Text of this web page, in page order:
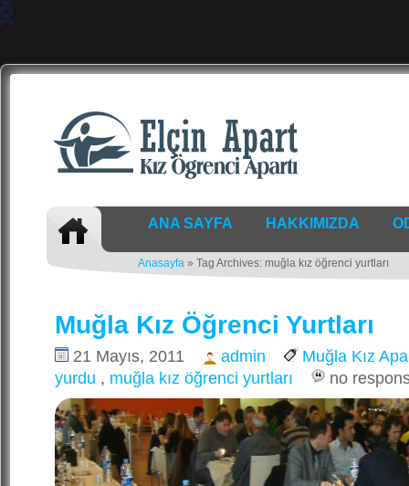
ANA SAYFA HAKKIMIZDA
Anasayfa » Tag Archives: muğla kız öğrenci yurtları
Muğla Kız Öğrenci Yurtları
21 Mayıs, 2011 admin
Muğla Kız
yurdu , muğla kız öğrenci yurtları no